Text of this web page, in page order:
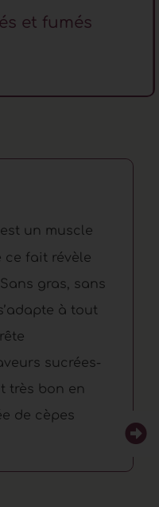
et fumés
est un muscle
ce fait révèle
gras, sans
à tout
sucrées-
très bon en
de cèpes